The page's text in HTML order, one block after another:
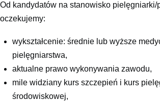
Od kandydatów na stanowisko pielęgniarki/
oczekujemy:
wykształcenie: średnie lub wyższe
pielęgniarstwa,
aktualne prawo wykonywania zawodu,
mile widziany kurs szczepień i kurs
środowiskowej,